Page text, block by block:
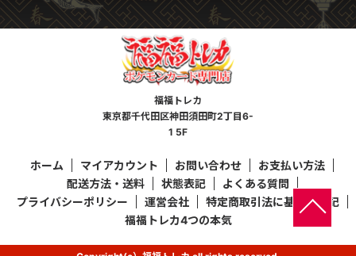
福福トレカ
東京都千代田区神田須田町2丁目6-
1 5F
ホーム マイアカウント お問い合わせ
お支払い方法
配送方法・送料
状態表記
よくある質問
プライバシーポリシー
運営会社
特定商取引法に基づく表記
福福トレカ4つの本気